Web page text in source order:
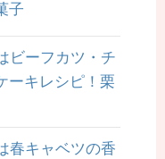
子
ビーフカツ・チ
ーキレシピ！栗
春キャベツの香